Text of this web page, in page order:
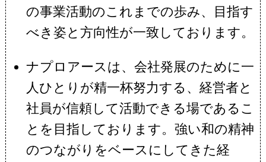
の事業活動のこれまでの歩み、目指す
べき姿と方向性が一致しております。
ナプロアースは、会社発展のために一
人ひとりが精一杯努力する、経営者と
社員が信頼して活動できる場であるこ
とを目指しております。強い和の精神
のつながりをベースにしてきた経